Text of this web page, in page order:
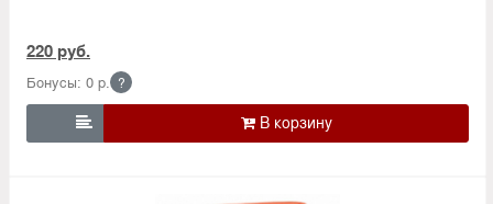
220 руб.
Бонусы: 0 р. ?
